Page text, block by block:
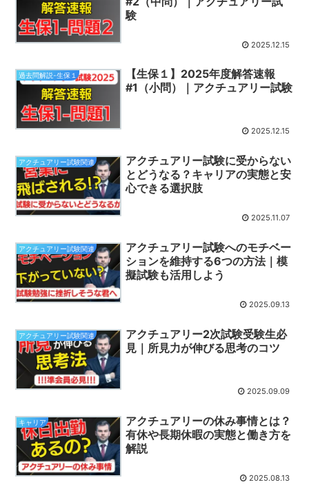
験
2025.12.15
過去問解説-生保１
【生保１】2025年度解答速報
#1（小問）｜アクチュアリー試験
2025.12.15
アクチュアリー試験関連
アクチュアリー試験に受からない
とどうなる？キャリアの実態と安
心できる選択肢
2025.11.07
アクチュアリー試験関連
アクチュアリー試験へのモチベー
ションを維持する6つの方法｜模
擬試験も活用しよう
2025.09.13
アクチュアリー試験関連
アクチュアリー2次試験受験生必
見｜所見力が伸びる思考のコツ
2025.09.09
キャリア
アクチュアリーの休み事情とは？
有休や長期休暇の実態と働き方を
解説
2025.08.13